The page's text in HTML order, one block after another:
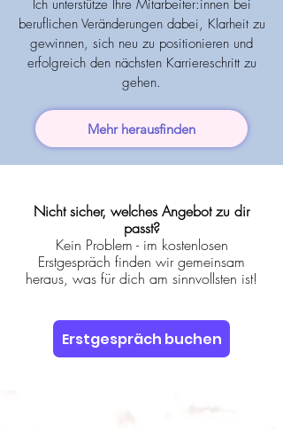
Ich unterstütze Ihre Mitarbeiter:innen bei
beruflichen Veränderungen dabei, Klarheit zu
gewinnen, sich neu zu positionieren und
erfolgreich den nächsten Karriereschritt zu
gehen.
Mehr herausfinden
Nicht sicher, welches Angebot zu dir
passt?
Kein Problem - im kostenlosen
Erstgespräch finden wir gemeinsam
heraus, was für dich am sinnvollsten ist!
Erstgespräch buchen